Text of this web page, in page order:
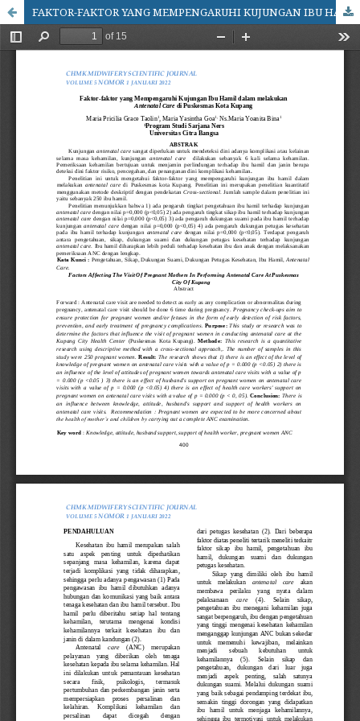
FAKTOR-FAKTOR YANG MEMPENGARUHI KUJUNGAN IBU HAMIL DALAM MELAKUKAN ANTENATAL CARE DI PUSKESMAS KOTA KUPANG